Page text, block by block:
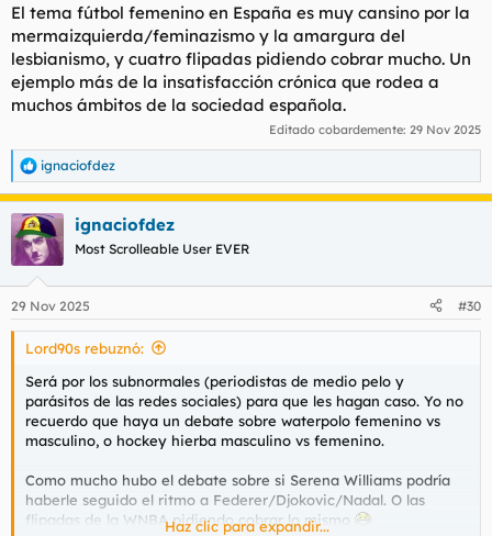
El tema fútbol femenino en España es muy cansino por la
mermaizquierda/feminazismo y la amargura del
lesbianismo, y cuatro flipadas pidiendo cobrar mucho. Un
ejemplo más de la insatisfacción crónica que rodea a
muchos ámbitos de la sociedad española.
Editado cobardemente: 29 Nov 2025
R
e
a
c
c
i
e
s
ignaciofdez
ignaciofdez
Most Scrolleable User EVER
29 Nov 2025 #30
Lord90s rebuznó:
Será por los subnormales (periodistas de medio pelo y
parásitos de las redes sociales) para que les hagan caso. Yo no
recuerdo que haya un debate sobre waterpolo femenino vs
masculino, o hockey hierba masculino vs femenino.
Como mucho hubo el debate sobre si Serena Williams podría
haberle seguido el ritmo a Federer/Djokovic/Nadal. O las
flipadas de la WNBA pidiendo cobrar lo mismo
Haz clic para expandir...